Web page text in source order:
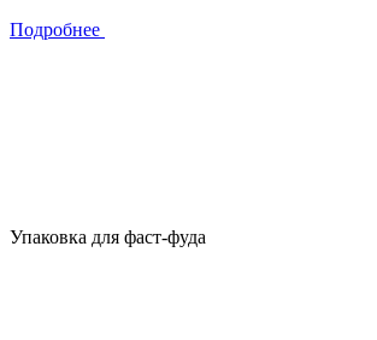
Подробнее
Упаковка для фаст-фуда